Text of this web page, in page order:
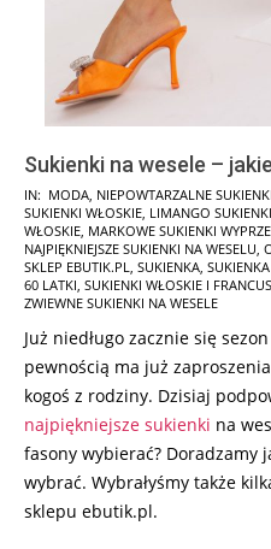
Sukienki na wesele –
2026-
06-
10
IN: MODA, NIEPOWTARZALNE
SUKIENKI WŁOSKIE, LIMANGO
WŁOSKIE, MARKOWE SUKIENKI
NAJPIĘKNIEJSZE SUKIENKI NA WESELU,
SKLEP EBUTIK.PL, SUKIENKA,
60 LATKI, SUKIENKI WŁOSKIE I
ZWIEWNE SUKIENKI NA WESELE
Już niedługo zacznie się
pewnością ma już
kogoś z rodziny. Dzisiaj
najpiękniejsze sukienki na
fasony wybierać? Doradzamy
wybrać. Wybrałyśmy także
sklepu ebutik.pl.